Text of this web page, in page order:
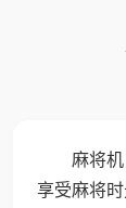
麻将
享受麻将